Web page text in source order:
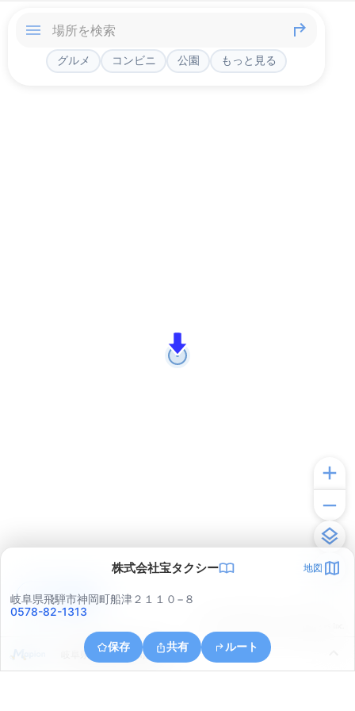
グルメ コンビニ 公園 もっと見る
株式会社宝タクシー 地図
岐阜県飛騨市神岡町船津２１１０−８
0578-82-1313
保存 共有 ルート
岐阜県飛騨市神岡町船津
アプリで見る